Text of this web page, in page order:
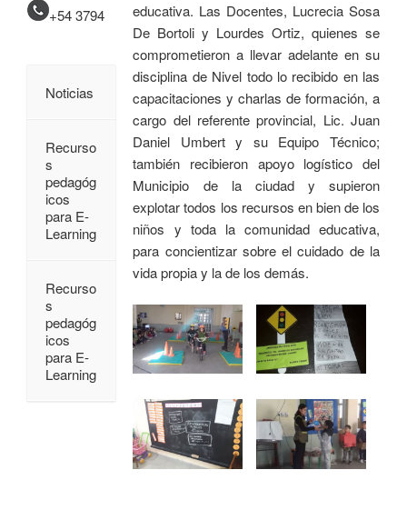
educativa. Las Docentes, Lucrecia Sosa
De Bortoli y Lourdes Ortiz, quienes se
comprometieron a llevar adelante en su
disciplina de Nivel todo lo recibido en las
capacitaciones y charlas de formación, a
cargo del referente provincial, Lic. Juan
Daniel Umbert y su Equipo Técnico;
también recibieron apoyo logístico del
Municipio de la ciudad y supieron
explotar todos los recursos en bien de los
niños y toda la comunidad educativa,
para concientizar sobre el cuidado de la
vida propia y la de los demás.
+54 3794
Noticias
Recurso
s
pedagóg
icos
para E-
Learning
Recurso
s
pedagóg
icos
para E-
Learning